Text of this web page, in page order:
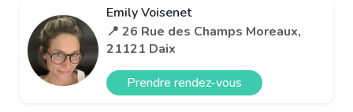
Emily Voisenet
📍 26 Rue des Champs Moreaux,
21121 Daix
Prendre rendez-vous